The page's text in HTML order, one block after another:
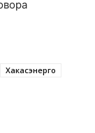
Хакасэнерго